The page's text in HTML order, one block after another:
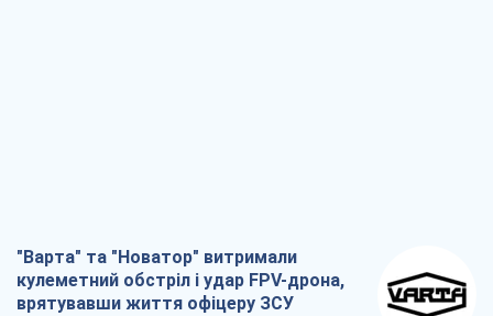
"Варта" та "Новатор" витримали
кулеметний обстріл і удар FPV-дрона,
врятувавши життя офіцеру ЗСУ